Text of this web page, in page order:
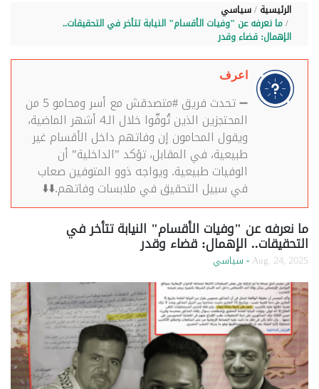
الرئيسية سياسي
ما نعرفه عن "وفيات الأقسام" النيابة تتأخر في التحقيقات..
الإهمال: قضاء وقدر
اعرف
➖ تحدث فريق #متصدقش مع أسر ومحامو 5 من
المحتجزين الذين تُوفّوا خلال الـ4 أشهر الماضية،
ويقول المحامون إن وفاتهم داخل الأقسام غير
طبيعية، في المقابل، تؤكد "الداخلية" أن
الوفيات طبيعية. ويواجه ذوو المتوفين صعاب
في سبيل التحقيق في ملابسات وفاتهم.⬇️⬇️
ما نعرفه عن "وفيات الأقسام" النيابة تتأخر في
التحقيقات.. الإهمال: قضاء وقدر
Aug. 24, 2025 - سياسي